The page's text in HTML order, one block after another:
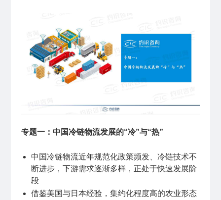
专题一：中国冷链物流发展的“冷”与“热”
中国冷链物流近年规范化政策频发、冷链技术不
断进步，下游需求逐渐多样，正处于快速发展阶
段
借鉴美国与日本经验，集约化程度高的农业形态